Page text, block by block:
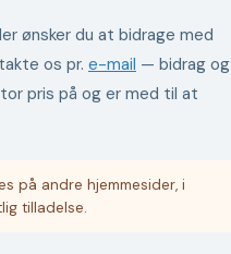
ønsker du at bidrage med
os pr. e-mail — bidrag og
pris på og er med til at
på andre hjemmesider, i
tilladelse.